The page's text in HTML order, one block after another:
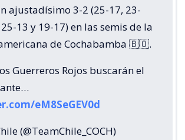
3-2 (25-17, 23-
13 y 19-17) en las semis de la
de Cochabamba 🇧🇴.
Guerreros Rojos buscarán el
eM8SeGEV0d
(@TeamChile_COCH)